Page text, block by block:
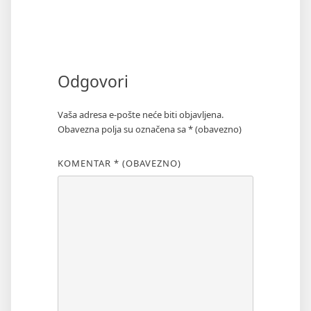
Odgovori
Vaša adresa e-pošte neće biti objavljena.
Obavezna polja su označena sa* (obavezno)
KOMENTAR * (OBAVEZNO)